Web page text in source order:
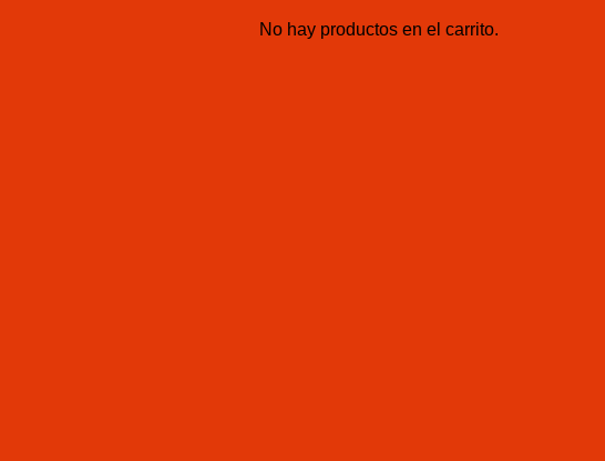
No hay productos en el carrito.